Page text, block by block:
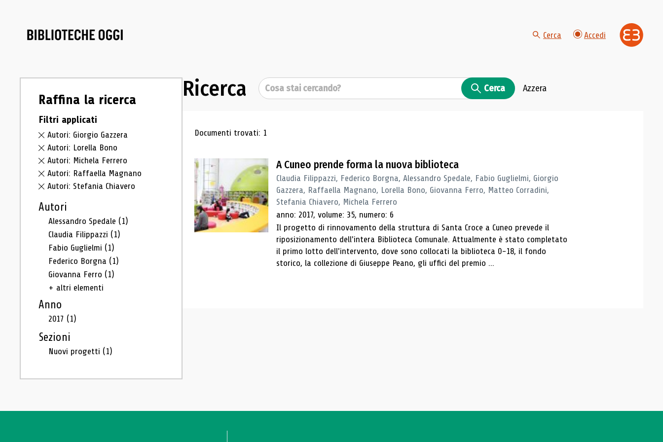
Cerca Accedi
Raffina la ricerca
Filtri applicati
Autori: Giorgio Gazzera
Autori: Lorella Bono
Autori: Michela Ferrero
Autori: Raffaella Magnano
Autori: Stefania Chiavero
Autori
Alessandro Spedale (1)
Claudia Filippazzi (1)
Fabio Guglielmi (1)
Federico Borgna (1)
Giovanna Ferro (1)
+ altri elementi
Anno
2017 (1)
Sezioni
Nuovi progetti (1)
Ricerca Cerca Cerca Azzera
Risultati di ricerca
Documenti trovati: 1
A Cuneo prende forma la nuova biblioteca
Claudia Filippazzi, Federico Borgna, Alessandro Spedale, Fabio Guglielmi, Giorgio
Gazzera, Raffaella Magnano, Lorella Bono, Giovanna Ferro, Matteo Corradini,
Stefania Chiavero, Michela Ferrero
anno: 2017, volume: 35, numero: 6
Il progetto di rinnovamento della struttura di Santa Croce a Cuneo prevede il
riposizionamento dell'intera Biblioteca Comunale. Attualmente è stato completato
il primo lotto dell'intervento, dove sono collocati la biblioteca 0-18, il fondo
storico, la collezione di Giuseppe Peano, gli uffici del premio ...